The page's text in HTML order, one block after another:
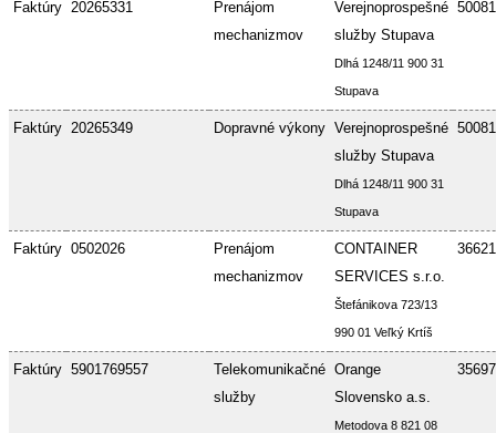
Faktúry 20265331
Prenájom
mechanizmov
Verejnoprospešné
služby Stupava
Dlhá 1248/11 900 31
Stupava
Faktúry 20265349 Dopravné výkony Verejnoprospešné
služby Stupava
Dlhá 1248/11 900 31
Stupava
Faktúry 0502026
Prenájom
mechanizmov
CONTAINER
SERVICES s.r.o.
Štefánikova 723/13
990 01 Veľký Krtíš
Faktúry 5901769557
Telekomunikačné
služby
Orange
Slovensko a.s.
Metodova 8 821 08